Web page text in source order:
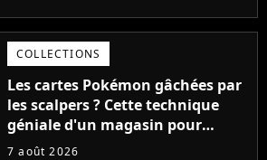
COLLECTIONS
Les cartes Pokémon gâchées par
les scalpers ? Cette technique
géniale d'un magasin pour
ruiner les revendeurs
7 août 2026